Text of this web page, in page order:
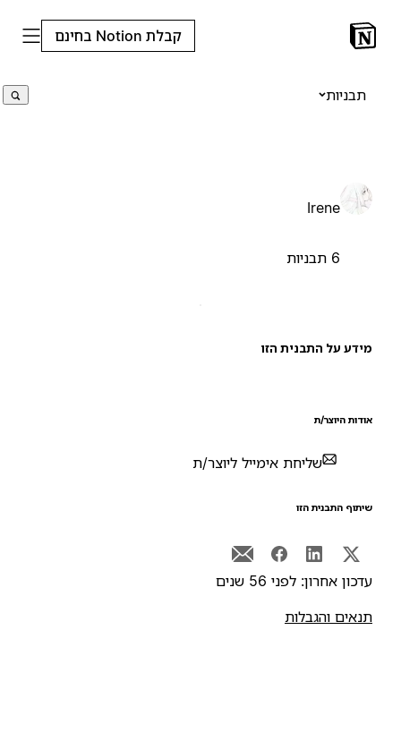
קבלת Notion בחינם
תבניות
Irene
על התבנית הזו
היוצר/ת
שליחת אימייל ליוצר/ת
התבנית הזו
אחרון: לפני 56 שנים
והגבלות